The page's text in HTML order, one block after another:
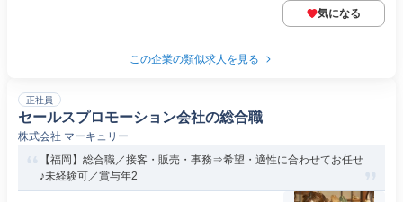
気になる
この企業の類似求人を見る
正社員
セールスプロモーション会社の総合職
株式会社 マーキュリー
【福岡】総合職／接客・販売・事務⇒希望・適性に合わせてお任せ
♪未経験可／賞与年2